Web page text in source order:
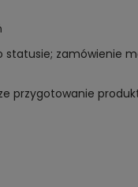
zamówienie
przygotowanie